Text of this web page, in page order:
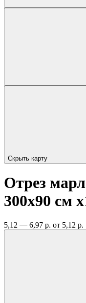
Скрыть карту
Отрез
300х90 см
5,12 — 6,97 р. от 5,12 р.